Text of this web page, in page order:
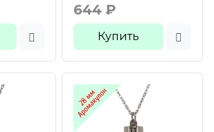
644 ₽
Купить